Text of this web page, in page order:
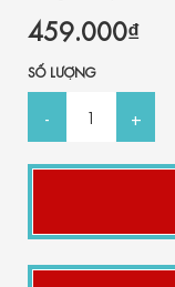
459.000₫
SỐ LƯỢNG